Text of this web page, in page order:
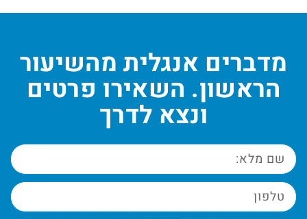
מדברים אנגלית מהשיעור
הראשון. השאירו פרטים
ונצא לדרך